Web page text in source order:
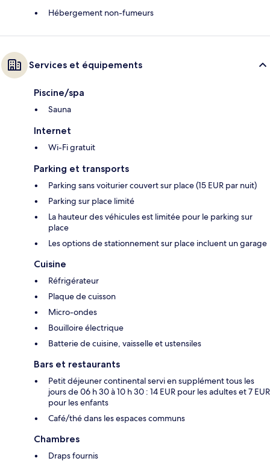
Hébergement non-fumeurs
Services et équipements
Piscine/spa
Sauna
Internet
Wi-Fi gratuit
Parking et transports
Parking sans voiturier couvert sur place (15 EUR par nuit)
Parking sur place limité
La hauteur des véhicules est limitée pour le parking sur
place
Les options de stationnement sur place incluent un garage
Cuisine
Réfrigérateur
Plaque de cuisson
Micro-ondes
Bouilloire électrique
Batterie de cuisine, vaisselle et ustensiles
Bars et restaurants
Petit déjeuner continental servi en supplément tous les
jours de 06 h 30 à 10 h 30 : 14 EUR pour les adultes et 7 EUR
pour les enfants
Café/thé dans les espaces communs
Chambres
Draps fournis